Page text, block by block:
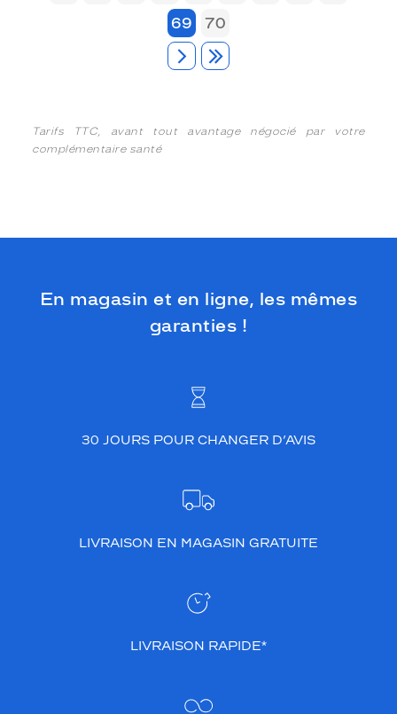
69
70
Tarifs TTC, avant tout avantage négocié par votre
complémentaire santé
En magasin et en ligne, les mêmes
garanties !
30 JOURS POUR CHANGER D’AVIS
LIVRAISON EN MAGASIN GRATUITE
LIVRAISON RAPIDE*